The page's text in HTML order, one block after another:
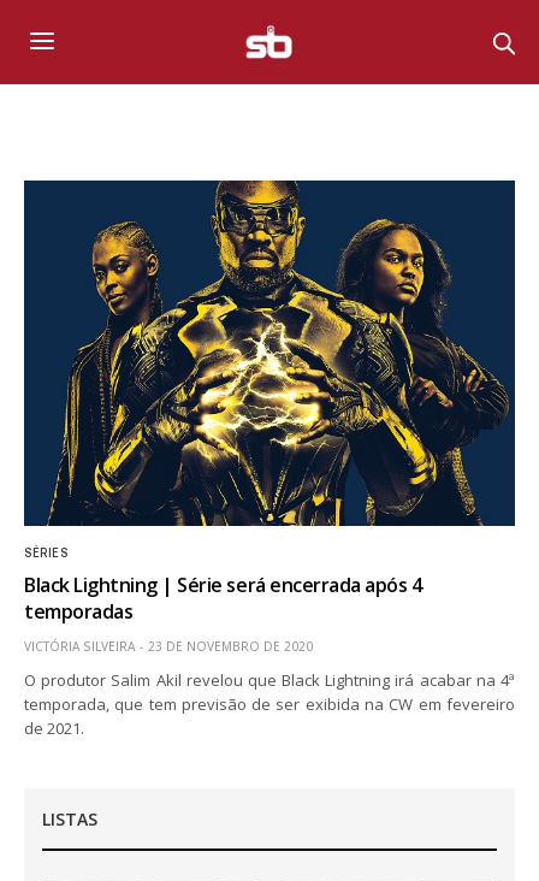
SÉRIES
Black Lightning | Série será encerrada após 4
temporadas
VICTÓRIA SILVEIRA 23 DE NOVEMBRO DE 2020
O produtor Salim Akil revelou que Black Lightning irá acabar na 4ª
temporada, que tem previsão de ser exibida na CW em fevereiro
de 2021.
LISTAS